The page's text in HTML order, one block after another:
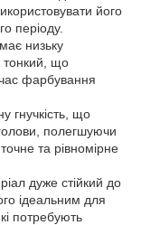
його
періоду.
низьку
тонкий, що
фарбування
гнучкість, що
полегшуючи
та рівномірне
дуже стійкий до
ідеальним для
потребують